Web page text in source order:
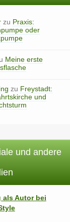
zu Praxis:
oder
Meine erste
zu Freystadt:
und
und andere
als Autor bei